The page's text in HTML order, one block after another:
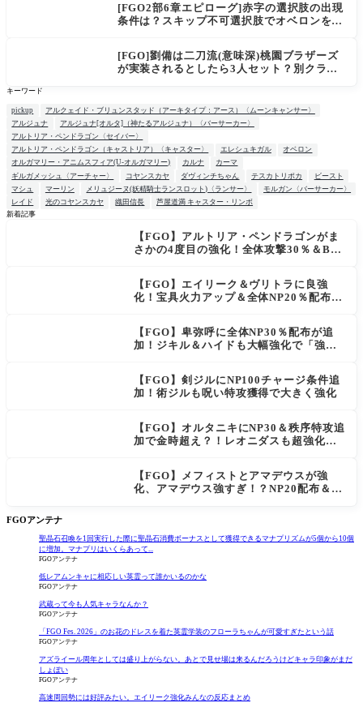
[FGO2部6章エピローグ]赤字の選択肢の出現
条件は？スキップ不可選択肢でオベロンを疑
[FGO]劉備は二刀流(意味深)桃園ブラザーズ
が実装されるとしたら3人セット？別クラス
キーワード
pickup
アルクェイド・ブリュンスタッド（アーキタイプ：アース）〈ムーンキャンサー〉
アルジュナ
アルジュナ[オルタ]（神たるアルジュナ）〈バーサーカー〉
アルトリア・ペンドラゴン〈セイバー〉
アルトリア・ペンドラゴン（キャストリア）〈キャスター〉
エレシュキガル
オベロン
オルガマリー・アニムスフィア(U-オルガマリー)
カルナ
カーマ
ギルガメッシュ〈アーチャー〉
コヤンスカヤ ダヴィンチちゃん テスカトリポカ
ビースト
マシュ
マーリン メリュジーヌ(妖精騎士ランスロット)〈ランサー〉
モルガン〈バーサーカー〉
レイド
光のコヤンスカヤ 織田信長
芦屋道満 キャスター・リンボ
新着記事
【FGO】アルトリア・ペンドラゴンがま
さかの4度目の強化！全体攻撃30％＆B攻
【FGO】エイリーク＆ヴリトラに良強
化！宝具火力アップ＆全体NP20％配布で
【FGO】卑弥呼に全体NP30％配布が追
加！ジキル＆ハイドも大幅強化で「強す
【FGO】剣ジルにNP100チャージ条件追
加！術ジルも呪い特攻獲得で大きく強化
【FGO】オルタニキにNP30＆秩序特攻追
加で金時超え？！レオニダスも超強化で
【FGO】メフィストとアマデウスが強
化、アマデウス強すぎ！？NP20配布＆Ar
FGOアンテナ
聖晶石召喚を1回実行した際に聖晶石消費ボーナスとして獲得できるマナプリズムが5個から10個
に増加。マナプリはいくらあって...
FGOアンテナ
低レアムンキャに相応しい英霊って誰かいるのかな
FGOアンテナ
武蔵って今も人気キャラなんか？
FGOアンテナ
「FGO Fes. 2026」のお花のドレスを着た英霊学装のフローラちゃんが可愛すぎたという話
FGOアンテナ
アズライール周年としては盛り上がらない。あとで見せ場は来るんだろうけどキャラ印象がまだ
しょぼい
FGOアンテナ
高速周回勢には好評みたい。エイリーク強化みんなの反応まとめ